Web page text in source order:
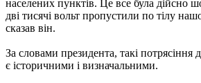
населених пунктів. Це все була дійсно
дві тисячі вольт пропустили по тілу
сказав він.
За словами президента, такі потрясіння
є історичними і визначальними.